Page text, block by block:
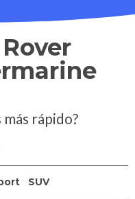
rápido?
SUV